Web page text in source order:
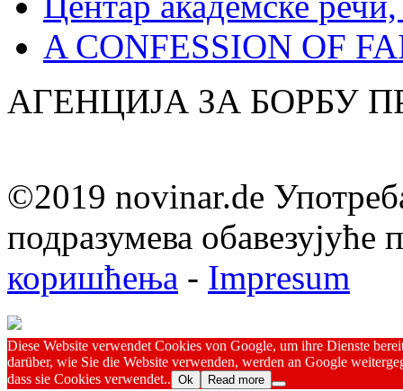
A CONFESSION OF
АГЕНЦИЈА ЗА БОРБУ
©2019 novinar.de
подразумева обавезујуће
коришћења - Impresum
Diese Website verwendet Cookies von Google, um ihre Dienste
darüber, wie Sie die Website verwenden, werden an Google
dass sie Cookies verwendet.. Ok Read more